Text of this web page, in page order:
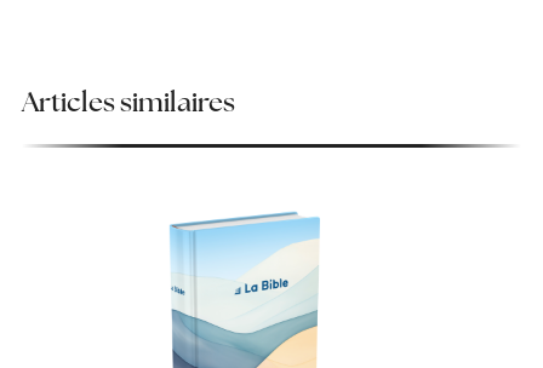
Articles similaires